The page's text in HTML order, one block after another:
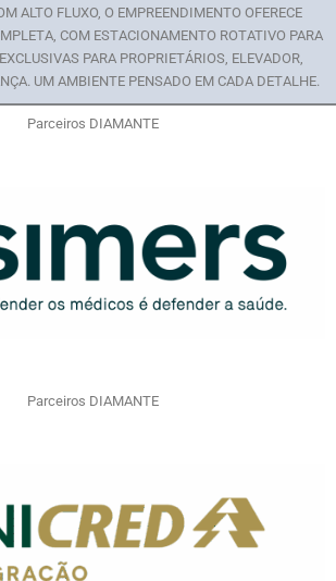
ALTO FLUXO, O EMPREENDIMENTO OFERECE
COM ESTACIONAMENTO ROTATIVO PARA
PARA PROPRIETÁRIOS, ELEVADOR,
UM AMBIENTE PENSADO EM CADA DETALHE.
Parceiros DIAMANTE
Parceiros DIAMANTE